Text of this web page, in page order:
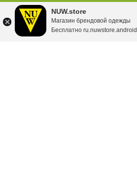
NUW.store
Магазин брендовой одежды
Бесплатно ru.nuwstore.android